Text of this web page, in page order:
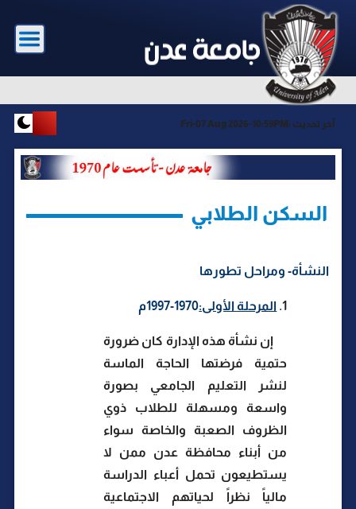
آخر تحديث : Fri-07 Aug 2026-10:59PM
السكن الطلابي
النشأة- ومراحل تطورها
1
. المرحلة الأولى:1970-1997م
إن نشأة هذه الإدارة كان ضرورة
حتمية فرضتها الحاجة الماسة
لنشر التعليم الجامعي بصورة
واسعة ومسهلة للطلاب ذوي
الظروف الصعبة والخاصة سواء
من أبناء محافظة عدن ممن لا
يستطيعون تحمل أعباء الدراسة
مالياً نظراً لحياتهم الاجتماعية